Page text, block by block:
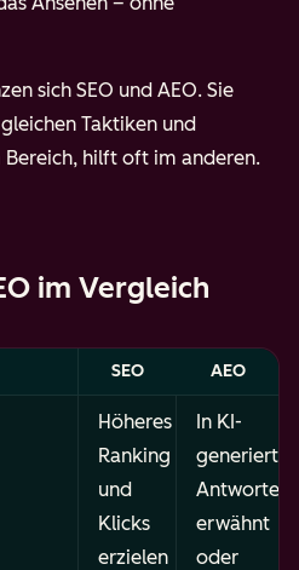
sich SEO und AEO. Sie
Taktiken und
Bereich, hilft oft im anderen.
im Vergleich
SEO AEO
Höheres
Ranking
und
Klicks
erzielen
In KI-
generierten
Antworten
erwähnt
oder